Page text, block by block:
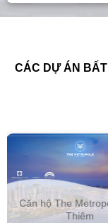
CÁC DỰ ÁN
Dự án The